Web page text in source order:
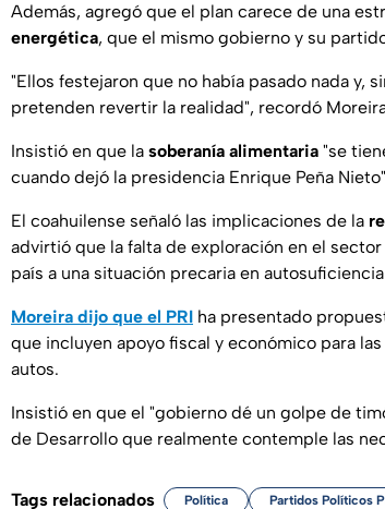
Además, agregó que el plan carece de una
energética, que el mismo gobierno y su
"Ellos festejaron que no había pasado nada y,
pretenden revertir la realidad", recordó
Insistió en que la soberanía alimentaria "se
cuando dejó la presidencia Enrique Peña
El coahuilense señaló las implicaciones de la
advirtió que la falta de exploración en el
país a una situación precaria en
Moreira dijo que el PRI ha presentado
que incluyen apoyo fiscal y económico para
autos.
Insistió en que el "gobierno dé un golpe de
de Desarrollo que realmente contemple las
Tags relacionados Política Partidos Políticos